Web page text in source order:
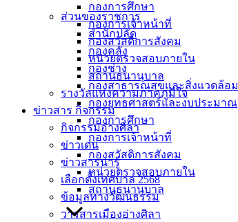
กองการศึกษา
กองการเจ้าหน้าที่
กองสวัสดิการสังคม
หน่วยตรวจสอบภายใน
สถานธนานุบาล
รางวัลแห่งความภาคภูมิใจ
ข่าวสาร กิจกรรม
กิจกรรมอ่างศิลา
ข่าวเด่น
ข่าวสารน่ารู้
เลือกตั้งเทศบาล 2568
ข้อมูลทางวัฒนธรรม
วารสารเมืองอ่างศิลา
ส่วนของราชการ
สำนักปลัด
กองคลัง
กองช่าง
กองสาธารณสุขและสิ่งแวดล้อม
กองยุทธศาสตร์และงบประมาณ
กองการศึกษา
กองการเจ้าหน้าที่
กองสวัสดิการสังคม
หน่วยตรวจสอบภายใน
สถานธนานุบาล
วัสดุอุปกรณ์สำหรับโครงการขยายพันธุ์สัตว์น้ำ ดาวน์โหลด
เทศบาลเมืองอ่างศิลา